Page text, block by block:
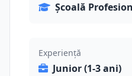
Școală
Experiență
Junior (1-3 ani)